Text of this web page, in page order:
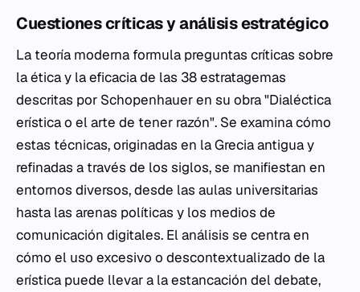
Cuestiones críticas y análisis estratégico
La teoría moderna formula preguntas críticas sobre
la ética y la eficacia de las 38 estratagemas
descritas por Schopenhauer en su obra "Dialéctica
erística o el arte de tener razón". Se examina cómo
estas técnicas, originadas en la Grecia antigua y
refinadas a través de los siglos, se manifiestan en
entornos diversos, desde las aulas universitarias
hasta las arenas políticas y los medios de
comunicación digitales. El análisis se centra en
cómo el uso excesivo o descontextualizado de la
erística puede llevar a la estancación del debate,